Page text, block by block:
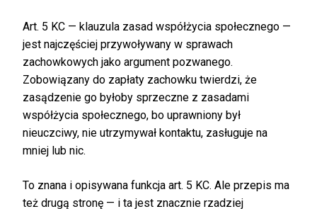
Art. 5 KC — klauzula zasad współżycia społecznego —
jest najczęściej przywoływany w sprawach
zachowkowych jako argument pozwanego.
Zobowiązany do zapłaty zachowku twierdzi, że
zasądzenie go byłoby sprzeczne z zasadami
współżycia społecznego, bo uprawniony był
nieuczciwy, nie utrzymywał kontaktu, zasługuje na
mniej lub nic.
To znana i opisywana funkcja art. 5 KC. Ale przepis ma
też drugą stronę — i ta jest znacznie rzadziej